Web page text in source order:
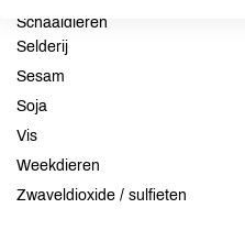
Schaaldieren
Selderij
Sesam
Soja
Vis
Weekdieren
Zwaveldioxide / sulfieten